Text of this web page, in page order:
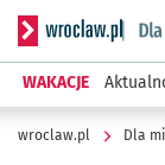
Serwis
WAKACJE
wroclaw.pl Dla